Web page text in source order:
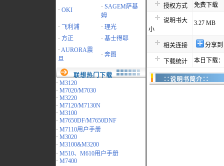
· OKI · SAGEM萨基
姆
·
飞利浦 · 理光
· 方正 · 基士得耶
· AURORA震
旦
· 奔图
联想热门下载
· M3120
· M7020/M7030
· M3220
· M7120/M7130N
· M3100
· M7650DF/M7650DNF
· M7110用户手册
· M3020
· M3100&M3200
· M510、M610用户手册
· M7400
授权方式 免费下载
说明书大
小
3.27 MB
相关连接 分享
下载统计 本日下载
∷说明书简介∷